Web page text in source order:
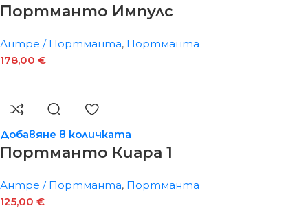
Портманто Импулс
Антре / Портманта, Портманта
178,00 €
Добавяне в количката
Портманто Киара 1
Антре / Портманта, Портманта
125,00 €